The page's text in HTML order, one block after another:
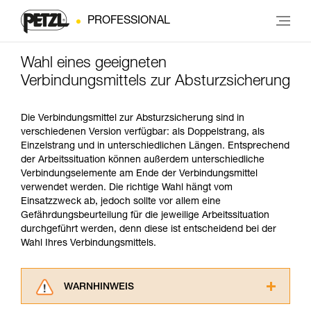
PROFESSIONAL
Wahl eines geeigneten
Verbindungsmittels zur Absturzsicherung
Die Verbindungsmittel zur Absturzsicherung sind in
verschiedenen Version verfügbar: als Doppelstrang, als
Einzelstrang und in unterschiedlichen Längen. Entsprechend
der Arbeitssituation können außerdem unterschiedliche
Verbindungselemente am Ende der Verbindungsmittel
verwendet werden. Die richtige Wahl hängt vom
Einsatzzweck ab, jedoch sollte vor allem eine
Gefährdungsbeurteilung für die jeweilige Arbeitssituation
durchgeführt werden, denn diese ist entscheidend bei der
Wahl Ihres Verbindungsmittels.
WARNHINWEIS